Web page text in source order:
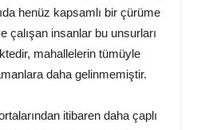
henüz kapsamlı bir çürüme
çalışan insanlar bu unsurları
mahallelerin tümüyle
daha gelinmemiştir.
itibaren daha çaplı